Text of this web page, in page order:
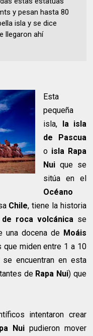
y pesan hasta 80
isla y se dice
llegaron ahí
Esta
pequeña
isla, la isla
de Pascua
o isla Rapa
Nui que se
sitúa en el
Océano
Chile, tiene la historia
de roca volcánicase
una docena de Moáis
miden entre 1 a 10
encuentran en esta
de Rapa Nui) que
intentaron crear
Nui pudieron mover